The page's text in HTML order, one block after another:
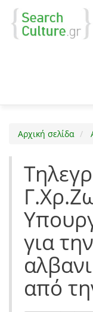
Αρχική σελίδα
για
από